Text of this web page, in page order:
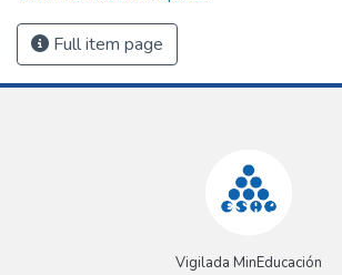
Full item page
Vigilada MinEducación